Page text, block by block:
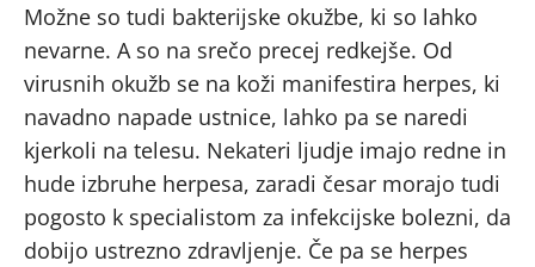
Možne so tudi bakterijske okužbe, ki so lahko
nevarne. A so na srečo precej redkejše. Od
virusnih okužb se na koži manifestira herpes, ki
navadno napade ustnice, lahko pa se naredi
kjerkoli na telesu. Nekateri ljudje imajo redne in
hude izbruhe herpesa, zaradi česar morajo tudi
pogosto k specialistom za infekcijske bolezni, da
dobijo ustrezno zdravljenje. Če pa se herpes